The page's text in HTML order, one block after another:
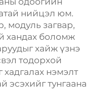
нийцэл юм.
модуль загвар,
хандах боломж
хайж үзнэ
тодорхой
нэмэлт
эсэхийг тунгаана